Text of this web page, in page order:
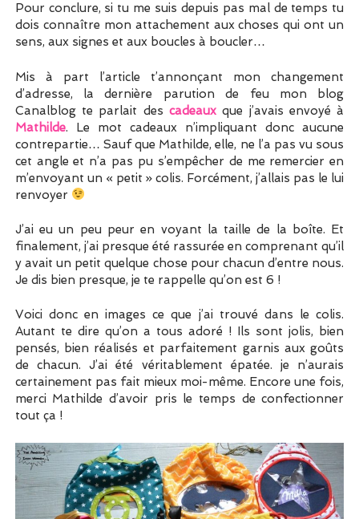
Pour conclure, si tu me suis depuis pas mal de temps tu
dois connaître mon attachement aux choses qui ont un
sens, aux signes et aux boucles à boucler…
Mis à part l’article t’annonçant mon changement
d’adresse, la dernière parution de feu mon blog
Canalblog te parlait des cadeauxque j’avais envoyé à
Mathilde. Le mot cadeaux n’impliquant donc aucune
contrepartie… Sauf que Mathilde, elle, ne l’a pas vu sous
cet angle et n’a pas pu s’empêcher de me remercier en
m’envoyant un « petit » colis. Forcément, j’allais pas le lui
renvoyer
J’ai eu un peu peur en voyant la taille de la boîte. Et
finalement, j’ai presque été rassurée en comprenant qu’il
y avait un petit quelque chose pour chacun d’entre nous.
Je dis bien presque, je te rappelle qu’on est 6 !
Voici donc en images ce que j’ai trouvé dans le colis.
Autant te dire qu’on a tous adoré ! Ils sont jolis, bien
pensés, bien réalisés et parfaitement garnis aux goûts
de chacun. J’ai été véritablement épatée. je n’aurais
certainement pas fait mieux moi-même. Encore une fois,
merci Mathilde d’avoir pris le temps de confectionner
tout ça !